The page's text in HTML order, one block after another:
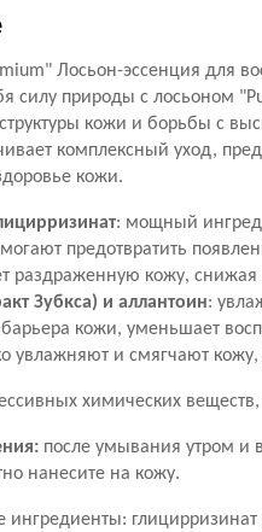
Лосьон-эссенция для
силу природы с лосьоном
кожи и борьбы с
комплексный уход,
кожи.
: мощный
предотвратить
раздраженную кожу,
Зубкса) и аллантоин:
кожи, уменьшает
увлажняют и смягчают
химических
после умывания утром и
нанесите на кожу.
ингредиенты: